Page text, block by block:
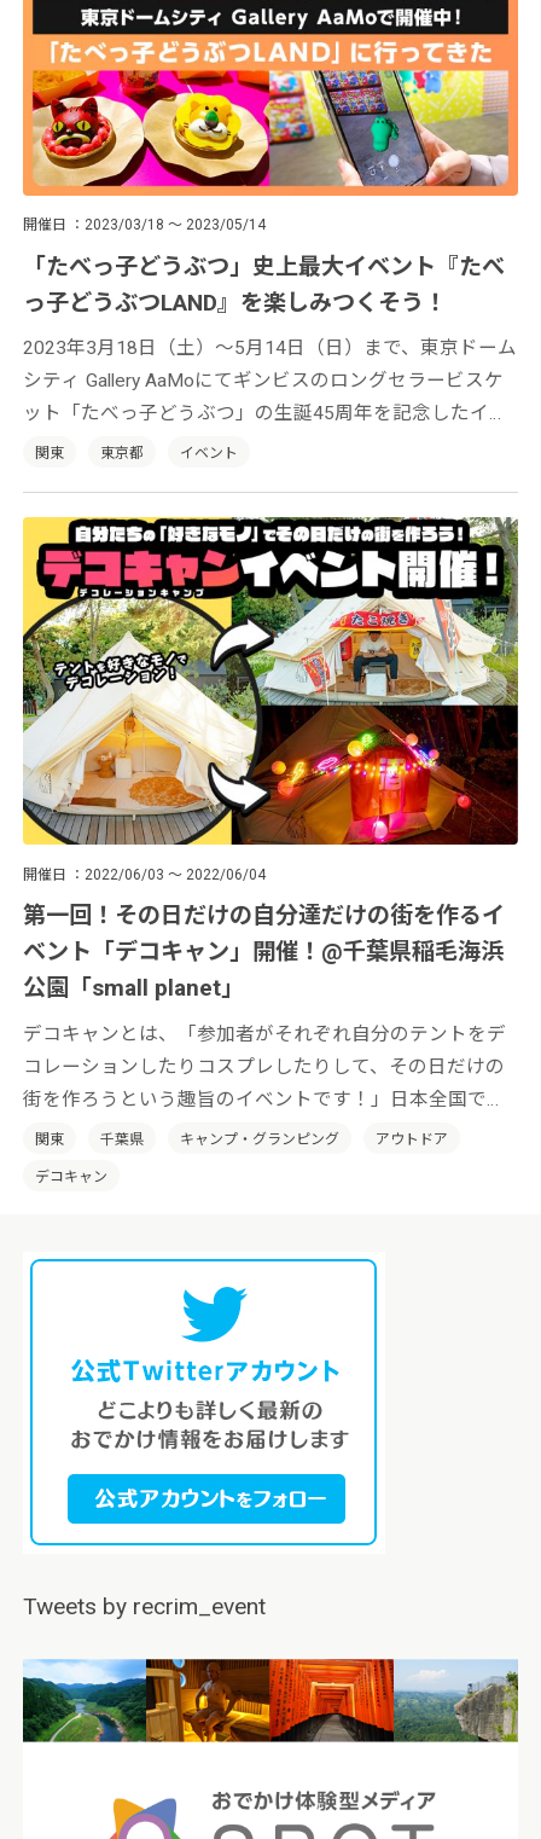
開催日 2023/03/18 ～ 2023/05/14
「たべっ子どうぶつ」史上最大イベント『たべ
っ子どうぶつLAND』を楽しみつくそう！
2023年3月18日（土）〜5月14日（日）まで、東京ドーム
シティ Gallery AaMoにてギンビスのロングセラービスケ
ット「たべっ子どうぶつ」の生誕45周年を記念したイベ
ント『たべっ子どうぶつLAND』が開催中。多彩なコンテ
関東 東京都 イベント
開催日 2022/06/03 ～ 2022/06/04
第一回！その日だけの自分達だけの街を作るイ
ベント「デコキャン」開催！@千葉県稲毛海浜
公園「small planet」
デコキャンとは、「参加者がそれぞれ自分のテントをデ
コレーションしたりコスプレしたりして、その日だけの
街を作ろうという趣旨のイベントです！」日本全国でそ
の土地の特性を活かした「デコキャン」を開催していき
たいと考えております。
関東 千葉県 キャンプ・グランピング アウトドア
デコキャン
Tweets by recrim_event